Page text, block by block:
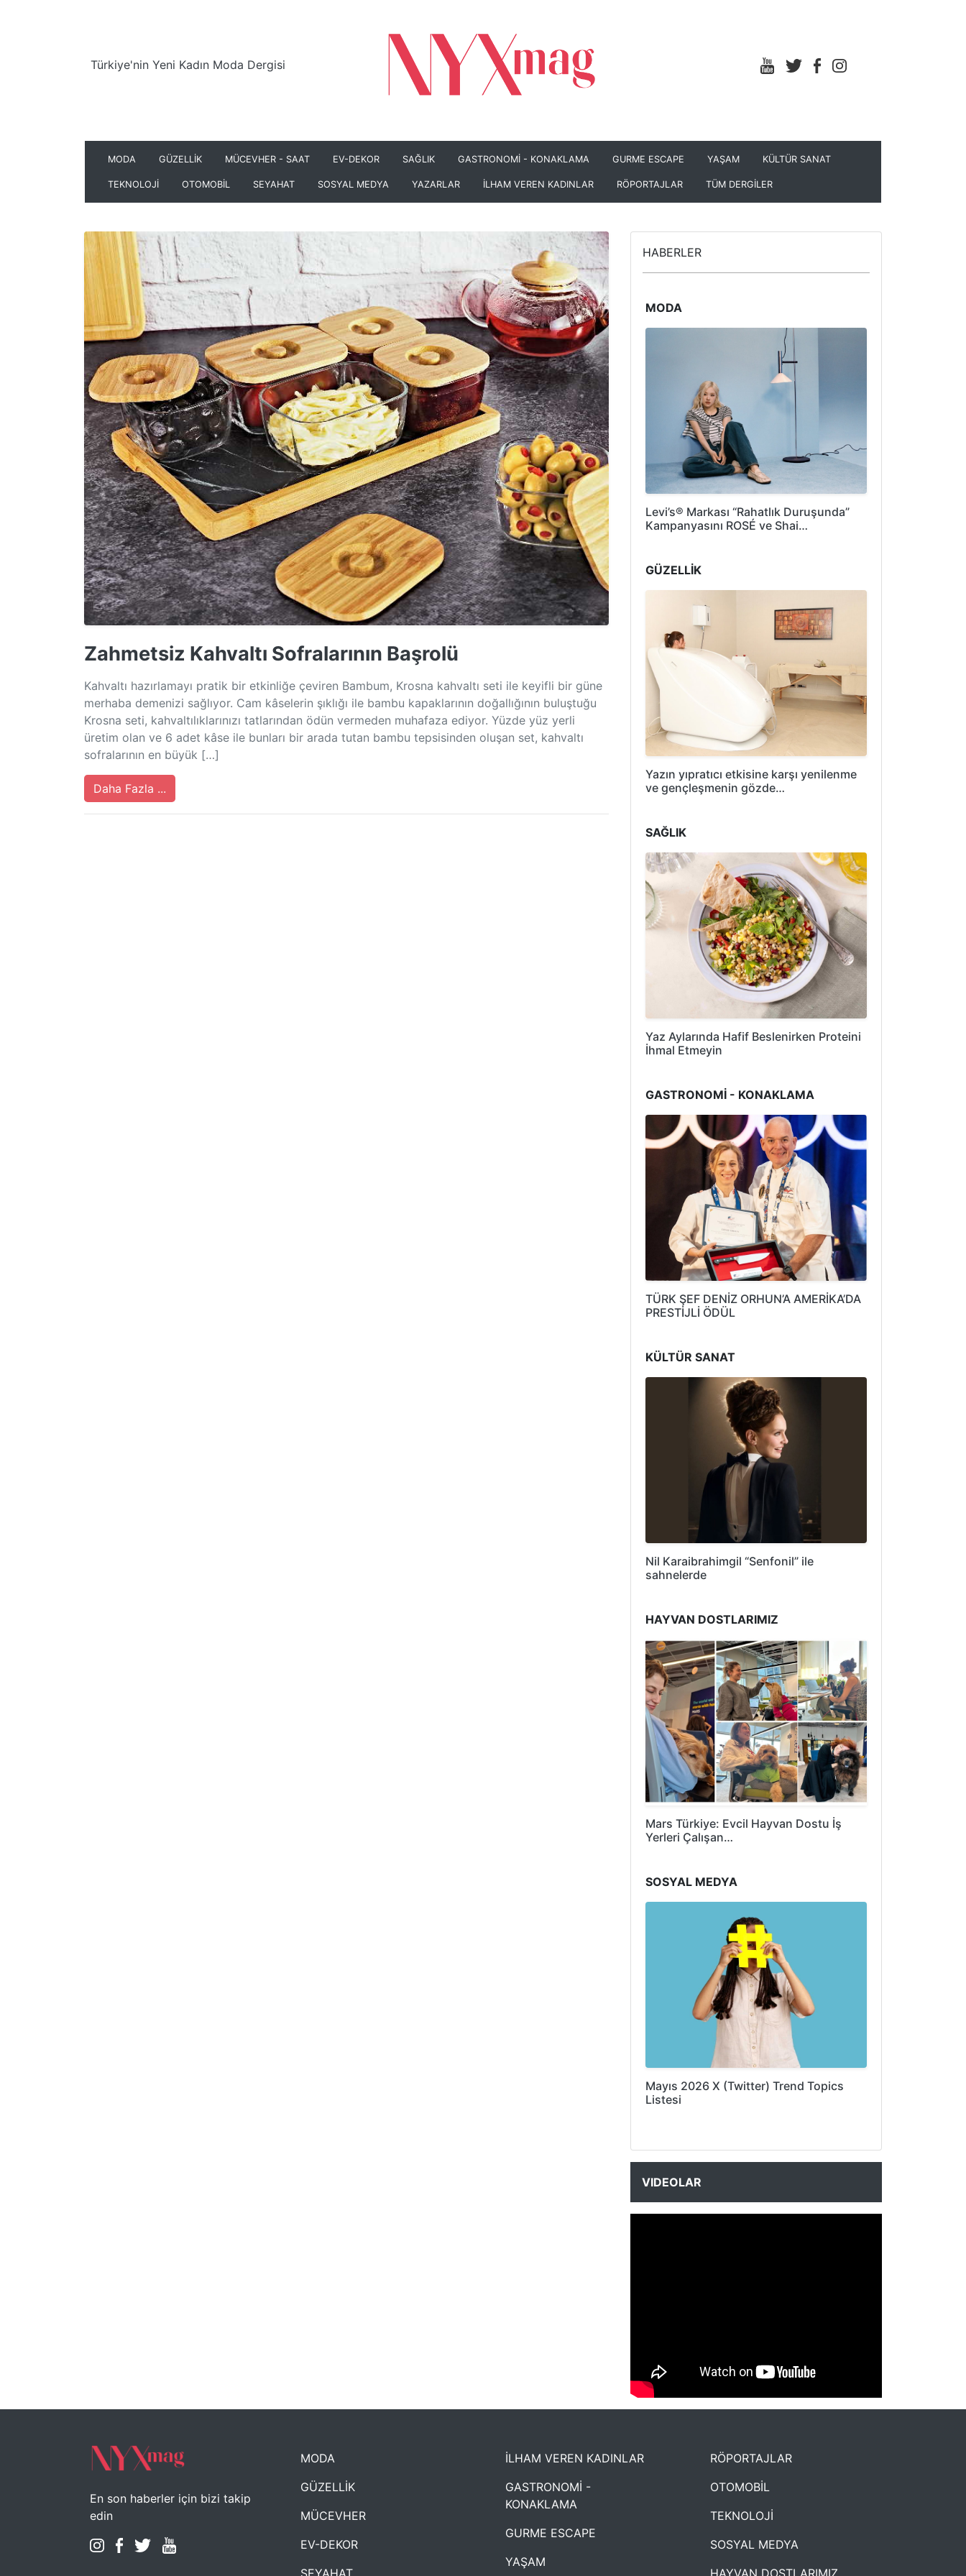
Türkiye'nin Yeni Kadın Moda Dergisi
MODA GÜZELLİK MÜCEVHER - SAAT EV-DEKOR SAĞLIK GASTRONOMİ - KONAKLAMA GURME ESCAPE YAŞAM KÜLTÜR SANAT
TEKNOLOJİ OTOMOBİL SEYAHAT SOSYAL MEDYA YAZARLAR İLHAM VEREN KADINLAR RÖPORTAJLAR TÜM DERGİLER
Zahmetsiz Kahvaltı Sofralarının Başrolü
Kahvaltı hazırlamayı pratik bir etkinliğe çeviren Bambum, Krosna kahvaltı seti ile keyifli bir güne
merhaba demenizi sağlıyor. Cam kâselerin şıklığı ile bambu kapaklarının doğallığının buluştuğu
Krosna seti, kahvaltılıklarınızı tatlarından ödün vermeden muhafaza ediyor. Yüzde yüz yerli
üretim olan ve 6 adet kâse ile bunları bir arada tutan bambu tepsisinden oluşan set, kahvaltı
sofralarının en büyük […]
Daha Fazla ...
HABERLER
MODA
Levi’s® Markası “Rahatlık Duruşunda”
Kampanyasını ROSÉ ve Shai…
GÜZELLİK
Yazın yıpratıcı etkisine karşı yenilenme
ve gençleşmenin gözde…
SAĞLIK
Yaz Aylarında Hafif Beslenirken Proteini
İhmal Etmeyin
GASTRONOMİ - KONAKLAMA
TÜRK ŞEF DENİZ ORHUN’A AMERİKA’DA
PRESTİJLİ ÖDÜL
KÜLTÜR SANAT
Nil Karaibrahimgil “Senfonil” ile
sahnelerde
HAYVAN DOSTLARIMIZ
Mars Türkiye: Evcil Hayvan Dostu İş
Yerleri Çalışan…
SOSYAL MEDYA
Mayıs 2026 X (Twitter) Trend Topics
Listesi
VIDEOLAR
NYXmag 2. Yaş Kutlama Etkinliği
En son haberler için bizi takip
edin
MODA
GÜZELLİK
MÜCEVHER
EV-DEKOR
SEYAHAT
İLHAM VEREN KADINLAR
GASTRONOMİ -
KONAKLAMA
GURME ESCAPE
YAŞAM
RÖPORTAJLAR
OTOMOBİL
TEKNOLOJİ
SOSYAL MEDYA
HAYVAN DOSTLARIMIZ